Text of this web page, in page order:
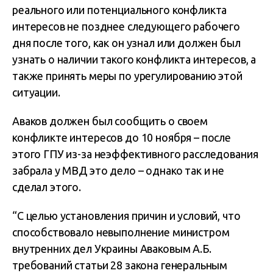
реального или потенциального конфликта
интересов не позднее следующего рабочего
дня после того, как он узнал или должен был
узнать о наличии такого конфликта интересов, а
также принять меры по урегулированию этой
ситуации.
Аваков должен был сообщить о своем
конфликте интересов до 10 ноября – после
этого ГПУ из-за неэффективного расследования
забрала у МВД это дело – однако так и не
сделал этого.
“С целью установления причин и условий, что
способствовало невыполнение министром
внутренних дел Украины Аваковым А.Б.
требований статьи 28 закона генеральным